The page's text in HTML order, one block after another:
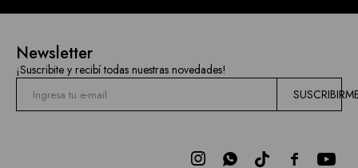
Newsletter
¡Suscribite y recibí todas nuestras novedades!

 